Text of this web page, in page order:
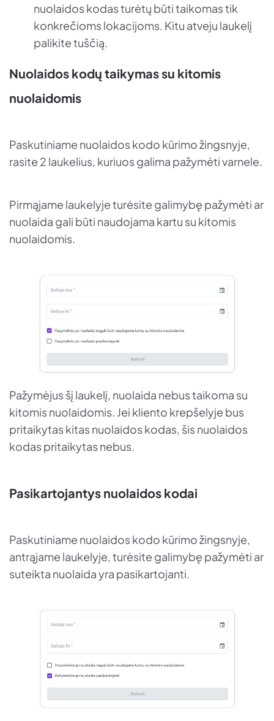
nuolaidos kodas turėtų būti taikomas tik
konkrečioms lokacijoms. Kitu atveju laukelį
palikite tuščią.
Nuolaidos kodų taikymas su kitomis
nuolaidomis
Paskutiniame nuolaidos kodo kūrimo žingsnyje,
rasite 2 laukelius, kuriuos galima pažymėti varnele.
Pirmąjame laukelyje turėsite galimybę pažymėti ar
nuolaida gali būti naudojama kartu su kitomis
nuolaidomis.
Pažymėjus šį laukelį, nuolaida nebus taikoma su
kitomis nuolaidomis. Jei kliento krepšelyje bus
pritaikytas kitas nuolaidos kodas, šis nuolaidos
kodas pritaikytas nebus.
Pasikartojantys nuolaidos kodai
Paskutiniame nuolaidos kodo kūrimo žingsnyje,
antrąjame laukelyje, turėsite galimybę pažymėti ar
suteikta nuolaida yra pasikartojanti.